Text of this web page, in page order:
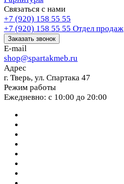
Связаться с нами
+7 (920) 158 55 55
+7 (920) 158 55 55 Отдел продаж
Заказать звонок
E-mail
shop@spartakmeb.ru
Адрес
г. Тверь, ул. Спартака 47
Режим работы
Ежедневно: с 10:00 до 20:00